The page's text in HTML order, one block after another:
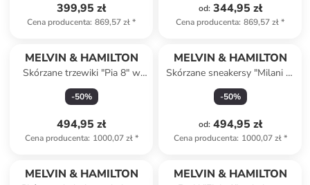
399,95 zł
Cena producenta: 869,57 zł*
od: 344,95 zł
Cena producenta: 869,57 zł*
MELVIN & HAMILTON
Skórzane trzewiki "Pia 8" w
kolorze czarnym
-50%
494,95 zł
Cena producenta: 1000,07 zł*
MELVIN & HAMILTON
Skórzane sneakersy "Milani 4"
w kolorze czarno-białym
-50%
od: 494,95 zł
Cena producenta: 1000,07 zł*
MELVIN & HAMILTON MELVIN & HAMILTON